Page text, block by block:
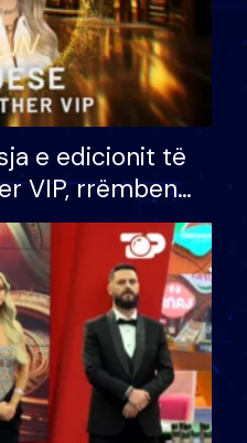
e edicionit të
VIP, rrëmben
100 mijë eurosh